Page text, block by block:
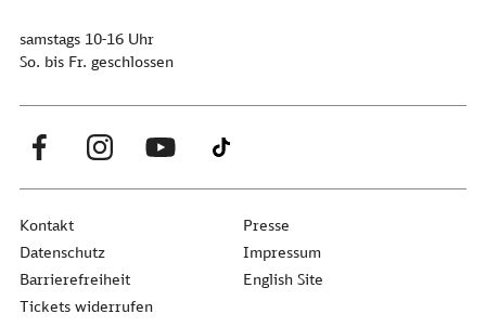
samstags 10-16 Uhr
So. bis Fr. geschlossen
Kontakt
Presse
Datenschutz
Impressum
Barrierefreiheit
English Site
Tickets widerrufen